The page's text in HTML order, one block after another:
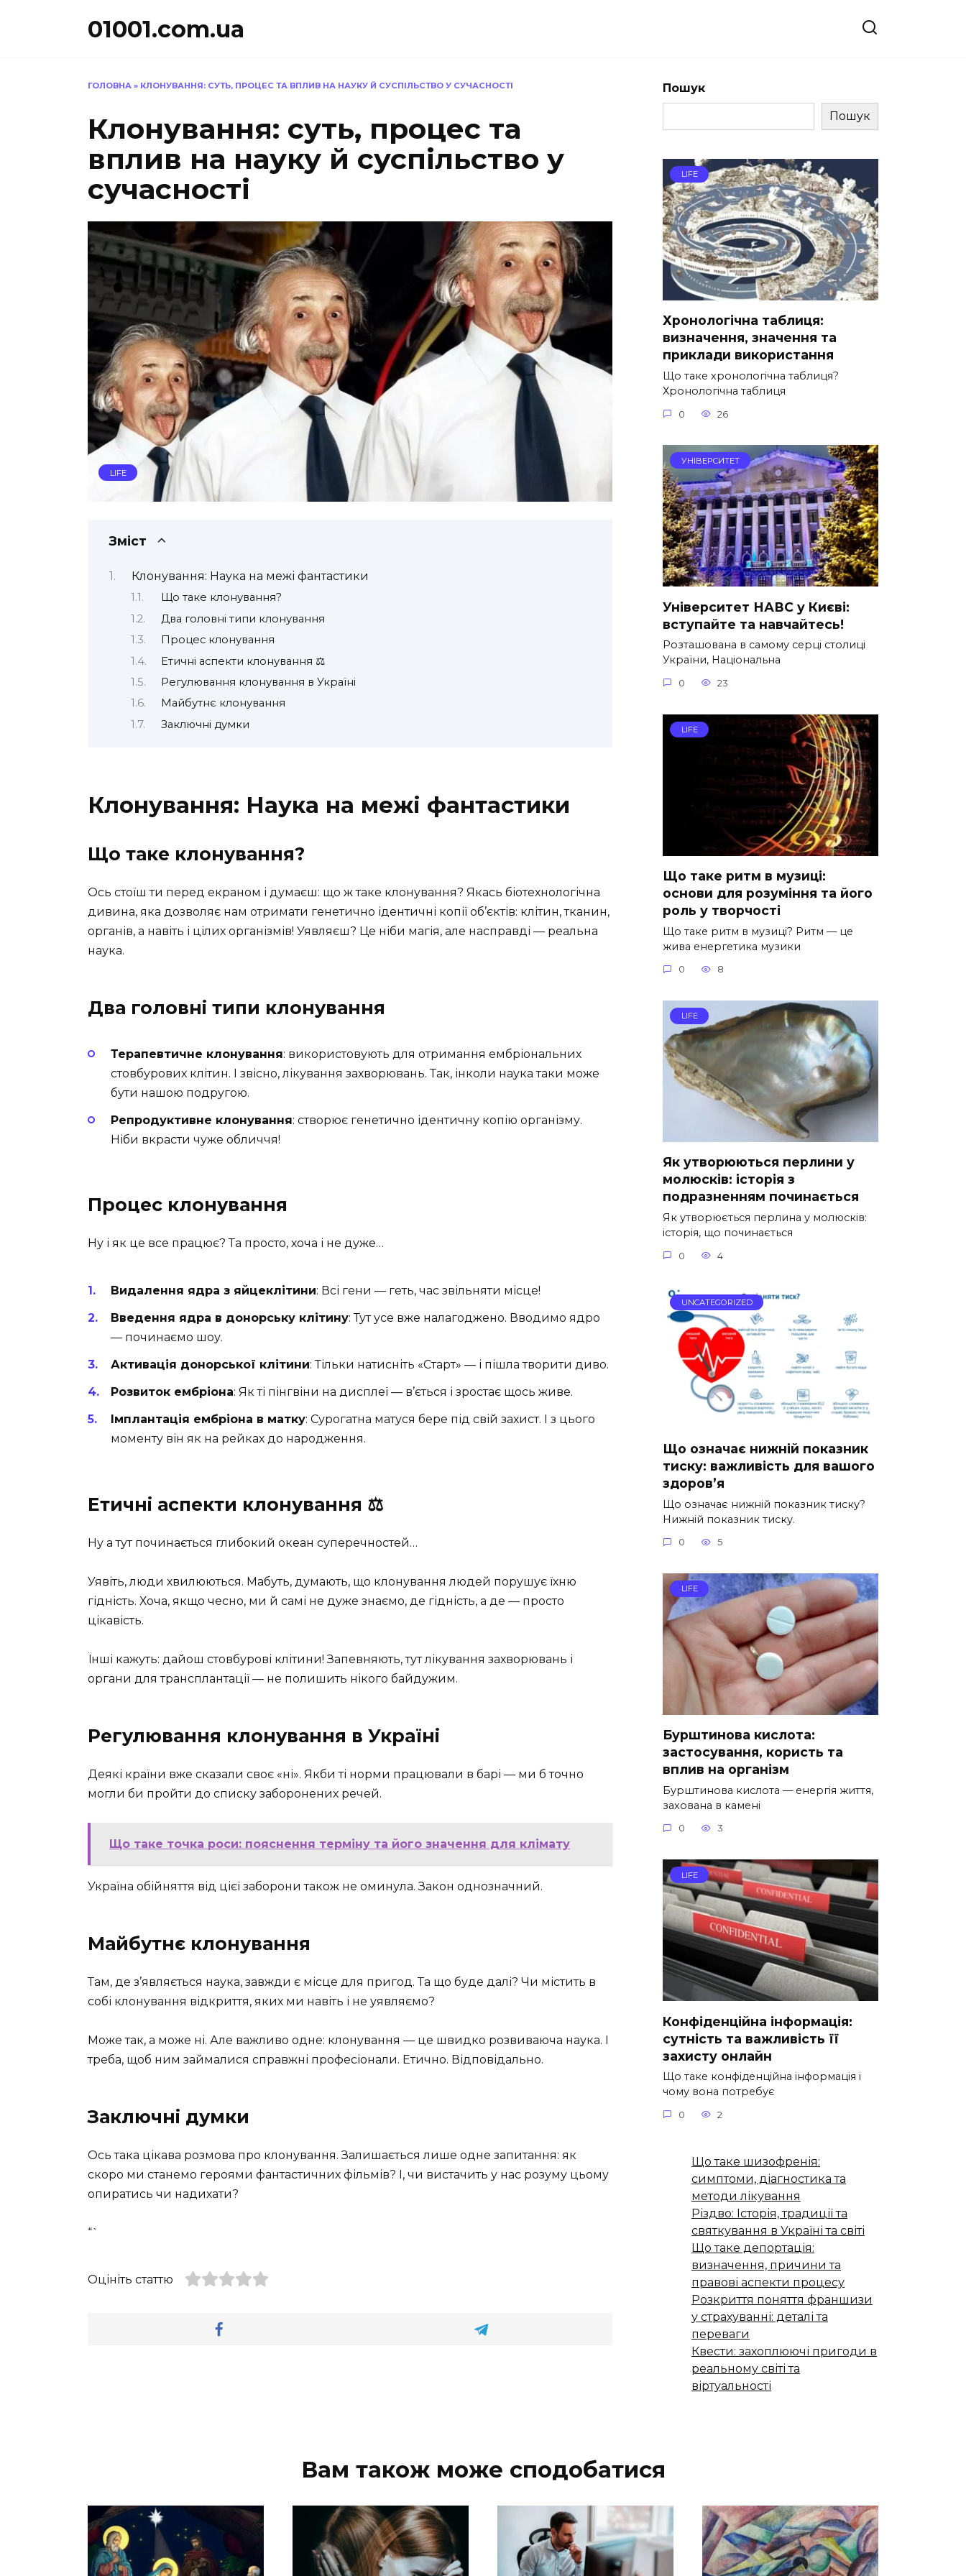
01001.com.ua
ГОЛОВНА » КЛОНУВАННЯ: СУТЬ, ПРОЦЕС ТА ВПЛИВ НА НАУКУ Й СУСПІЛЬСТВО У СУЧАСНОСТІ
Клонування: суть, процес та
вплив на науку й суспільство у
сучасності
LIFE
Зміст
Клонування: Наука на межі фантастики
Що таке клонування?
Два головні типи клонування
Процес клонування
Етичні аспекти клонування ‍⚖️
Регулювання клонування в Україні
Майбутнє клонування
Заключні думки
Клонування: Наука на межі фантастики
Що таке клонування?
Ось стоїш ти перед екраном і думаєш: що ж таке клонування? Якась біотехнологічна
дивина, яка дозволяє нам отримати генетично ідентичні копії об’єктів: клітин, тканин,
органів, а навіть і цілих організмів! Уявляєш? Це ніби магія, але насправді — реальна
наука.
Два головні типи клонування
Терапевтичне клонування: використовують для отримання ембріональних
стовбурових клітин. І звісно, лікування захворювань. Так, інколи наука таки може
бути нашою подругою.
Репродуктивне клонування: створює генетично ідентичну копію організму.
Ніби вкрасти чуже обличчя!
Процес клонування
Ну і як це все працює? Та просто, хоча і не дуже…
Видалення ядра з яйцеклітини: Всі гени — геть, час звільняти місце!
Введення ядра в донорську клітину: Тут усе вже налагоджено. Вводимо ядро
— починаємо шоу.
Активація донорської клітини: Тільки натисніть «Старт» — і пішла творити диво.
Розвиток ембріона: Як ті пінгвіни на дисплеї — в’ється і зростає щось живе.
Імплантація ембріона в матку: Сурогатна матуся бере під свій захист. І з цього
моменту він як на рейках до народження.
Етичні аспекти клонування ‍⚖️
Ну а тут починається глибокий океан суперечностей…
Уявіть, люди хвилюються. Мабуть, думають, що клонування людей порушує їхню
гідність. Хоча, якщо чесно, ми й самі не дуже знаємо, де гідність, а де — просто
цікавість.
Їнші кажуть: дайош стовбурові клітини! Запевняють, тут лікування захворювань і
органи для трансплантації — не полишить нікого байдужим.
Регулювання клонування в Україні
Деякі країни вже сказали своє «ні». Якби ті норми працювали в барі — ми б точно
могли би пройти до списку заборонених речей.
Що таке точка роси: пояснення терміну та його значення для клімату
Україна обійняття від цієї заборони також не оминула. Закон однозначний.
Майбутнє клонування
Там, де з’являється наука, завжди є місце для пригод. Та що буде далі? Чи містить в
собі клонування відкриття, яких ми навіть і не уявляємо?
Може так, а може ні. Але важливо одне: клонування — це швидко розвиваюча наука. І
треба, щоб ним займалися справжні професіонали. Етично. Відповідально.
Заключні думки
Ось така цікава розмова про клонування. Залишається лише одне запитання: як
скоро ми станемо героями фантастичних фільмів? І, чи вистачить у нас розуму цьому
опиратись чи надихати?
“`
Оцініть статтю
Пошук
Пошук
LIFE
Хронологічна таблиця:
визначення, значення та
приклади використання
Що таке хронологічна таблиця?
Хронологічна таблиця
0 26
УНІВЕРСИТЕТ
Університет НАВС у Києві:
вступайте та навчайтесь!
Розташована в самому серці столиці
України, Національна
0 23
LIFE
Що таке ритм в музиці:
основи для розуміння та його
роль у творчості
Що таке ритм в музиці? Ритм — це
жива енергетика музики
0 8
LIFE
Як утворюються перлини у
молюсків: історія з
подразненням починається
Як утворюється перлина у молюсків:
історія, що починається
0 4
UNCATEGORIZED
Що означає нижній показник
тиску: важливість для вашого
здоров’я
Що означає нижній показник тиску?
Нижній показник тиску.
0 5
LIFE
Бурштинова кислота:
застосування, користь та
вплив на організм
Бурштинова кислота — енергія життя,
захована в камені
0 3
LIFE
Конфіденційна інформація:
сутність та важливість її
захисту онлайн
Що таке конфіденційна інформація і
чому вона потребує
0 2
Що таке шизофренія:
симптоми, діагностика та
методи лікування
Різдво: Історія, традиції та
святкування в Україні та світі
Що таке депортація:
визначення, причини та
правові аспекти процесу
Розкриття поняття франшизи
у страхуванні: деталі та
переваги
Квести: захоплюючі пригоди в
реальному світі та
віртуальності
Вам також може сподобатися